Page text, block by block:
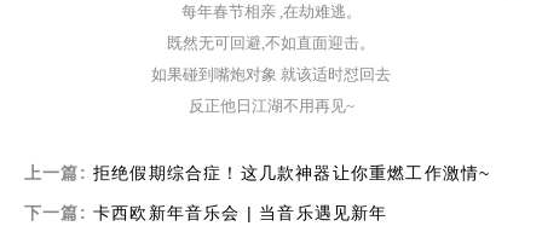
每年春节相亲 在劫难逃 。
既然无可回避 不如直面迎击。
如果碰到嘴炮对象 就该适时怼回去
反正他日江湖不用再见~
上一篇: 拒绝假期综合症！这几款神器让你重燃工作激情~
下一篇: 卡西欧新年音乐会 | 当音乐遇见新年